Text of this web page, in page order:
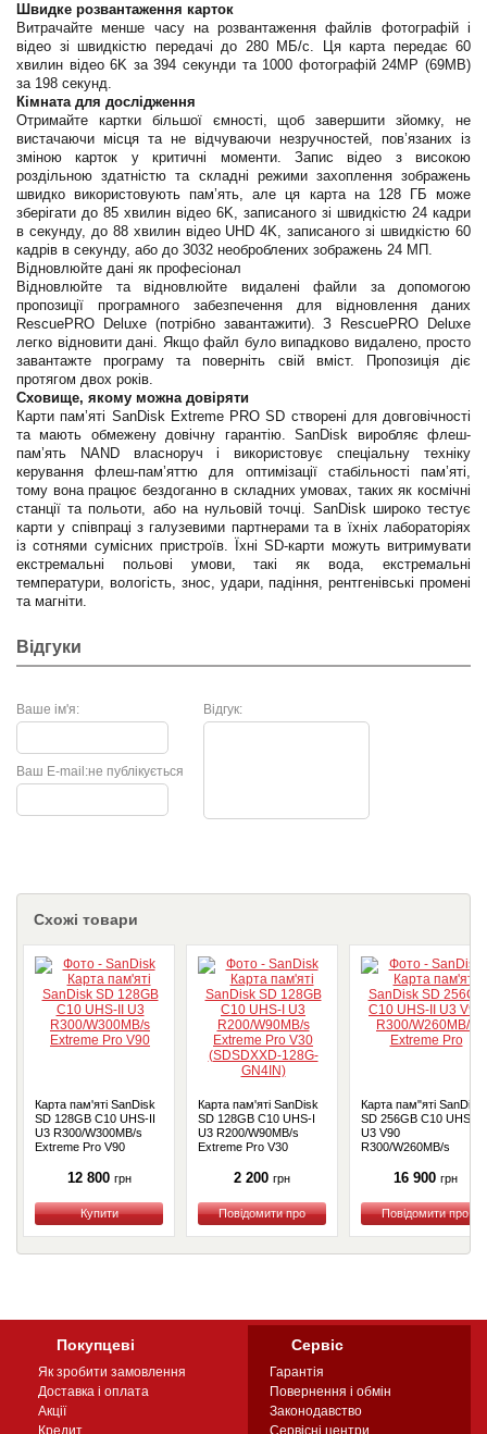
Швидке розвантаження карток
Витрачайте менше часу на розвантаження файлів фотографій і
відео зі швидкістю передачі до 280 МБ/с. Ця карта передає 60
хвилин відео 6K за 394 секунди та 1000 фотографій 24MP (69MB)
за 198 секунд.
Кімната для дослідження
Отримайте картки більшої ємності, щоб завершити зйомку, не
вистачаючи місця та не відчуваючи незручностей, пов’язаних із
зміною карток у критичні моменти. Запис відео з високою
роздільною здатністю та складні режими захоплення зображень
швидко використовують пам’ять, але ця карта на 128 ГБ може
зберігати до 85 хвилин відео 6K, записаного зі швидкістю 24 кадри
в секунду, до 88 хвилин відео UHD 4K, записаного зі швидкістю 60
кадрів в секунду, або до 3032 необроблених зображень 24 МП.
Відновлюйте дані як професіонал
Відновлюйте та відновлюйте видалені файли за допомогою
пропозиції програмного забезпечення для відновлення даних
RescuePRO Deluxe (потрібно завантажити). З RescuePRO Deluxe
легко відновити дані. Якщо файл було випадково видалено, просто
завантажте програму та поверніть свій вміст. Пропозиція діє
протягом двох років.
Сховище, якому можна довіряти
Карти пам’яті SanDisk Extreme PRO SD створені для довговічності
та мають обмежену довічну гарантію. SanDisk виробляє флеш-
пам’ять NAND власноруч і використовує спеціальну техніку
керування флеш-пам’яттю для оптимізації стабільності пам’яті,
тому вона працює бездоганно в складних умовах, таких як космічні
станції та польоти, або на нульовій точці. SanDisk широко тестує
карти у співпраці з галузевими партнерами та в їхніх лабораторіях
із сотнями сумісних пристроїв. Їхні SD-карти можуть витримувати
екстремальні польові умови, такі як вода, екстремальні
температури, вологість, знос, удари, падіння, рентгенівські промені
та магніти.
Відгуки
Ваше ім'я: Відгук:
не публікується
Ваш E-mail:
Схожі товари
Карта пам'яті SanDisk
SD 128GB C10 UHS-II
U3 R300/W300MB/s
Extreme Pro V90
12 800 грн
Купити
Карта пам'яті SanDisk
SD 128GB C10 UHS-I
U3 R200/W90MB/s
Extreme Pro V30
GN4IN)2 200 грн
Купити
Карта пам"яті SanDisk
SD 256GB C10 UHS-II
U3 V90
R300/W260MB/s
16 900 грн
Купити
Покупцеві
Як зробити замовлення
Доставка і оплата
Акції
Кредит
Сервіс
Гарантія
Повернення і обмін
Законодавство
Сервісні центри